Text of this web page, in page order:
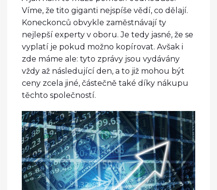
Víme, že tito giganti nejspíše vědí, co dělají.
Koneckonců obvykle zaměstnávají ty
nejlepší experty v oboru. Je tedy jasné, že se
vyplatí je pokud možno kopírovat. Avšak i
zde máme ale: tyto zprávy jsou vydávány
vždy až následující den, a to již mohou být
ceny zcela jiné, částečně také díky nákupu
těchto společností.